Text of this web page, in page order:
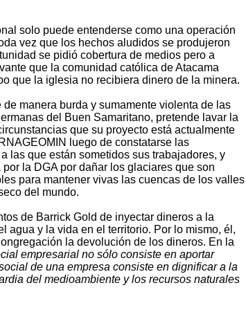
solo puede entenderse como una operación
vez que los hechos aludidos se produjeron
se pidió cobertura de medios pero a
que la comunidad católica de Atacama
que la iglesia no recibiera dinero de la minera.
manera burda y sumamente violenta de las
del Buen Samaritano, pretende lavar la
que su proyecto está actualmente
luego de constatarse las
las que están sometidos sus trabajadores, y
la DGA por dañar los glaciares que son
para mantener vivas las cuencas de los valles
del mundo.
de Barrick Gold de inyectar dineros a la
agua y la vida en el territorio. Por lo mismo, él,
la devolución de los dineros. En la
empresarial no sólo consiste en aportar
de una empresa consiste en dignificar a la
del medioambiente y los recursos naturales